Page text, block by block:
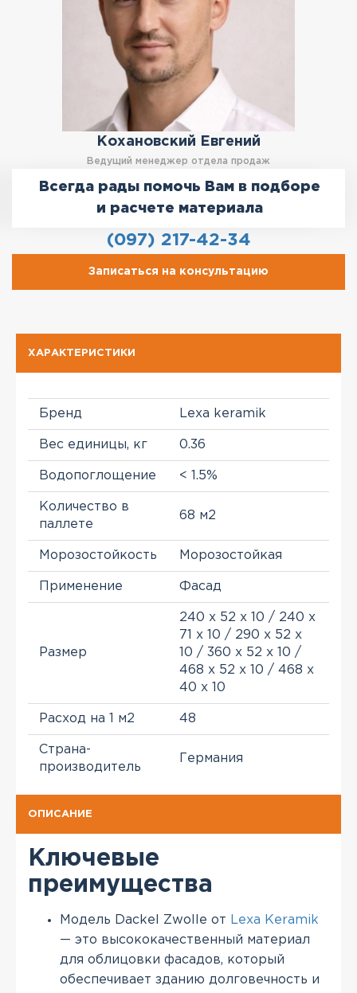
Кохановский Евгений
Ведущий менеджер отдела продаж
Всегда рады помочь Вам в подборе
и расчете материала
(097) 217-42-34
Записаться на консультацию
ХАРАКТЕРИСТИКИ
Бренд Lexa keramik
Вес единицы, кг 0.36
Водопоглощение < 1.5%
Количество в
паллете
68 м2
Морозостойкость Морозостойкая
Применение Фасад
Размер
240 х 52 х 10 / 240 x
71 x 10 / 290 x 52 x
10 / 360 x 52 x 10 /
468 x 52 x 10 / 468 x
40 x 10
Расход на 1 м2 48
Страна-
производитель
Германия
ОПИСАНИЕ
Ключевые
преимущества
Модель Dackel Zwolle от Lexa Keramik
— это высококачественный материал
для облицовки фасадов, который
обеспечивает зданию долговечность и